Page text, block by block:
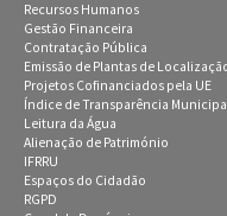
Recursos Humanos
Gestão Financeira
Contratação Pública
Emissão de Plantas de
Projetos Cofinanciados pela UE
Índice de Transparência
Leitura da Água
Alienação de Património
IFRRU
Espaços do Cidadão
RGPD